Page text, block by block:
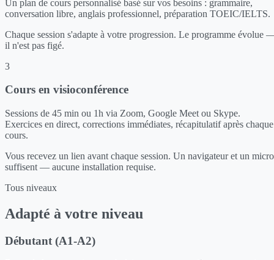
Un plan de cours personnalisé basé sur vos besoins : grammaire,
conversation libre, anglais professionnel, préparation TOEIC/IELTS.
Chaque session s'adapte à votre progression. Le programme évolue
il n'est pas figé.
3
Cours en visioconférence
Sessions de 45 min ou 1h via Zoom, Google Meet ou Skype.
Exercices en direct, corrections immédiates, récapitulatif après chaque
cours.
Vous recevez un lien avant chaque session. Un navigateur et un micro
suffisent — aucune installation requise.
Tous niveaux
Adapté à votre niveau
Débutant (A1-A2)